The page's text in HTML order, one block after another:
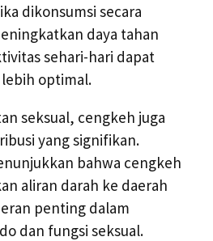
dikonsumsi secara
daya tahan
sehari-hari dapat
optimal.
seksual, cengkeh juga
yang signifikan.
bahwa cengkeh
aliran darah ke daerah
penting dalam
dan fungsi seksual.